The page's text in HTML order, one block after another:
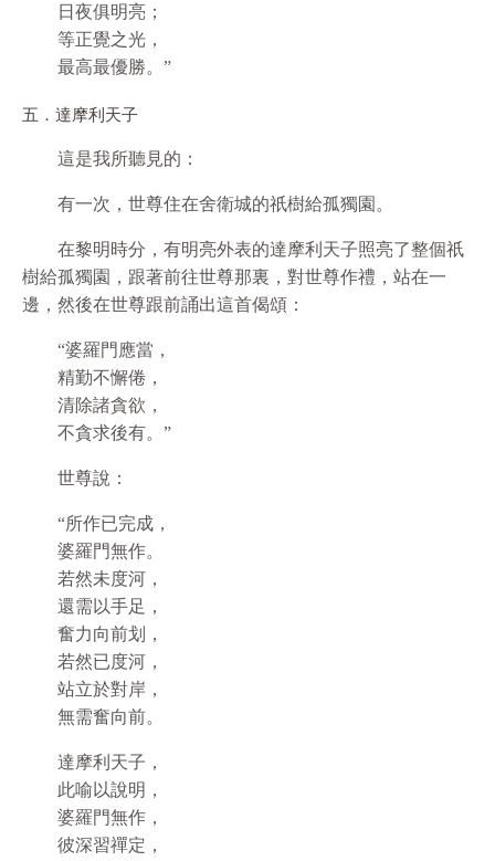
日夜俱明亮；
等正覺之光，
最高最優勝。”
五．達摩利天子
這是我所聽見的：
有一次，世尊住在舍衛城的祇樹給孤獨園。
在黎明時分，有明亮外表的達摩利天子照亮了整個祇
樹給孤獨園，跟著前往世尊那裏，對世尊作禮，站在一
邊，然後在世尊跟前誦出這首偈頌：
“婆羅門應當，
精勤不懈倦，
清除諸貪欲，
不貪求後有。”
世尊說：
“所作已完成，
婆羅門無作。
若然未度河，
還需以手足，
奮力向前划，
若然已度河，
站立於對岸，
無需奮向前。
達摩利天子，
此喻以說明，
婆羅門無作，
彼深習禪定，